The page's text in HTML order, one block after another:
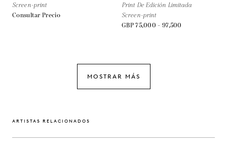
Screen-print
Consultar Precio
Print De Edición Limitada
Screen-print
GBP 75,000 - 97,500
MOSTRAR MÁS
ARTISTAS RELACIONADOS